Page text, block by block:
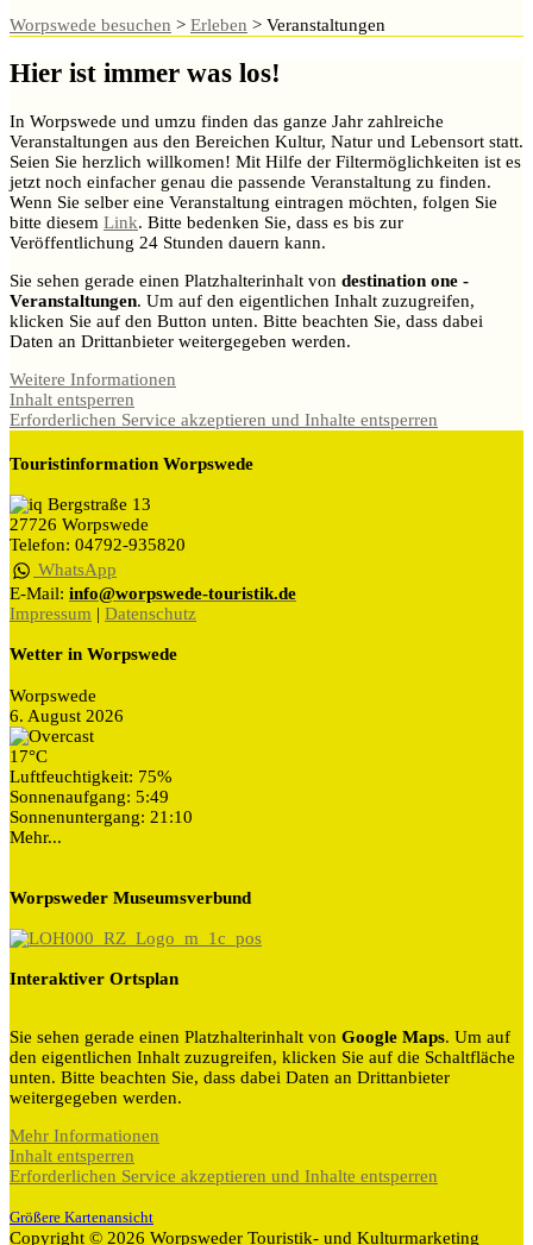
Worpswede besuchen > Erleben > Veranstaltungen
Hier ist immer was los!
In Worpswede und umzu finden das ganze Jahr zahlreiche
Veranstaltungen aus den Bereichen Kultur, Natur und Lebensort statt.
Seien Sie herzlich willkomen! Mit Hilfe der Filtermöglichkeiten ist es
jetzt noch einfacher genau die passende Veranstaltung zu finden.
Wenn Sie selber eine Veranstaltung eintragen möchten, folgen Sie
bitte diesem Link. Bitte bedenken Sie, dass es bis zur
Veröffentlichung 24 Stunden dauern kann.
Sie sehen gerade einen Platzhalterinhalt von destination one -
Veranstaltungen. Um auf den eigentlichen Inhalt zuzugreifen,
klicken Sie auf den Button unten. Bitte beachten Sie, dass dabei
Daten an Drittanbieter weitergegeben werden.
Weitere Informationen
Inhalt entsperren
Erforderlichen Service akzeptieren und Inhalte entsperren
Touristinformation Worpswede
Bergstraße 13
27726 Worpswede
Telefon: 04792-935820
WhatsApp
E-Mail: info@worpswede-touristik.de
Impressum | Datenschutz
Wetter in Worpswede
Worpswede
6. August 2026
17°C
Luftfeuchtigkeit: 75%
Sonnenaufgang: 5:49
Sonnenuntergang: 21:10
Mehr...
Worpsweder Museumsverbund
Interaktiver Ortsplan
Sie sehen gerade einen Platzhalterinhalt von Google Maps. Um auf
den eigentlichen Inhalt zuzugreifen, klicken Sie auf die Schaltfläche
unten. Bitte beachten Sie, dass dabei Daten an Drittanbieter
weitergegeben werden.
Mehr Informationen
Inhalt entsperren
Erforderlichen Service akzeptieren und Inhalte entsperren
Größere Kartenansicht
Copyright © 2026 Worpsweder Touristik- und Kulturmarketing